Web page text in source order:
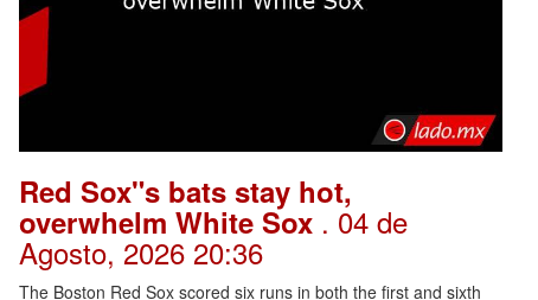
Red Sox"s bats stay hot,
overwhelm White Sox . 04 de
Agosto, 2026 20:36
The Boston Red Sox scored six runs in both the first and sixth